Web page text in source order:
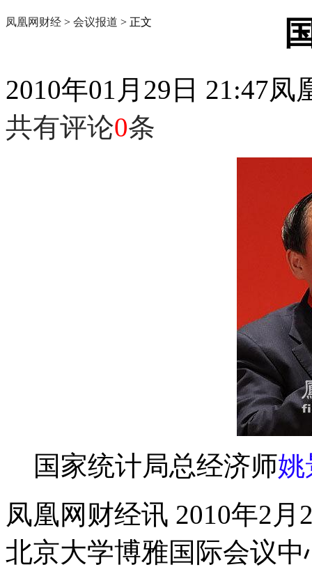
凤凰网财经 > 会议报道 > 正文
2010年01月29日 21:47凤
共有评论0条
国家统计局总经济师姚
凤凰网财经讯 2010年2
北京大学博雅国际会议